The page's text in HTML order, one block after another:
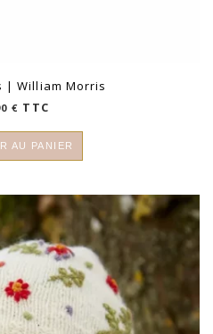
| William Morris
€ TTC
AU PANIER